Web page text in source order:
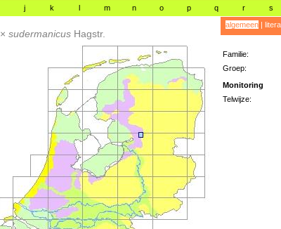
j k l m n o p q r s
× sudermanicus Hagstr.
algemeen|
Familie:
Groep:
Monitoring
Telwijze: